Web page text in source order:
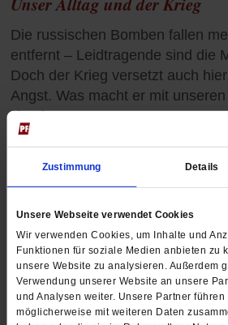
Zustimmung Details
Unsere Webseite verwendet Cookies
Wir verwenden Cookies, um Inhalte und
Funktionen für soziale Medien anbieten zu
unsere Website zu analysieren. Außerdem
Verwendung unserer Website an unsere
und Analysen weiter. Unsere Partner
möglicherweise mit weiteren Daten
Die russischen Bomben fallen
entfernt – Leidtragende sind die
Doch der Krieg versetzt auch
Angst. Was macht er mit
/mehr
von